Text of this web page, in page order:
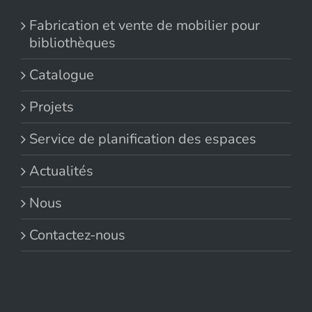
Fabrication et vente de mobilier pour
bibliothèques
Catalogue
Projets
Service de planification des espaces
Actualités
Nous
Contactez-nous